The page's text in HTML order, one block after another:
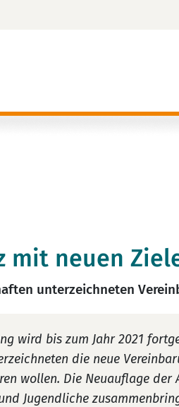
mit neuen
unterzeichneten
wird bis zum Jahr 2021
die neue
wollen. Die Neuauflage
Jugendliche